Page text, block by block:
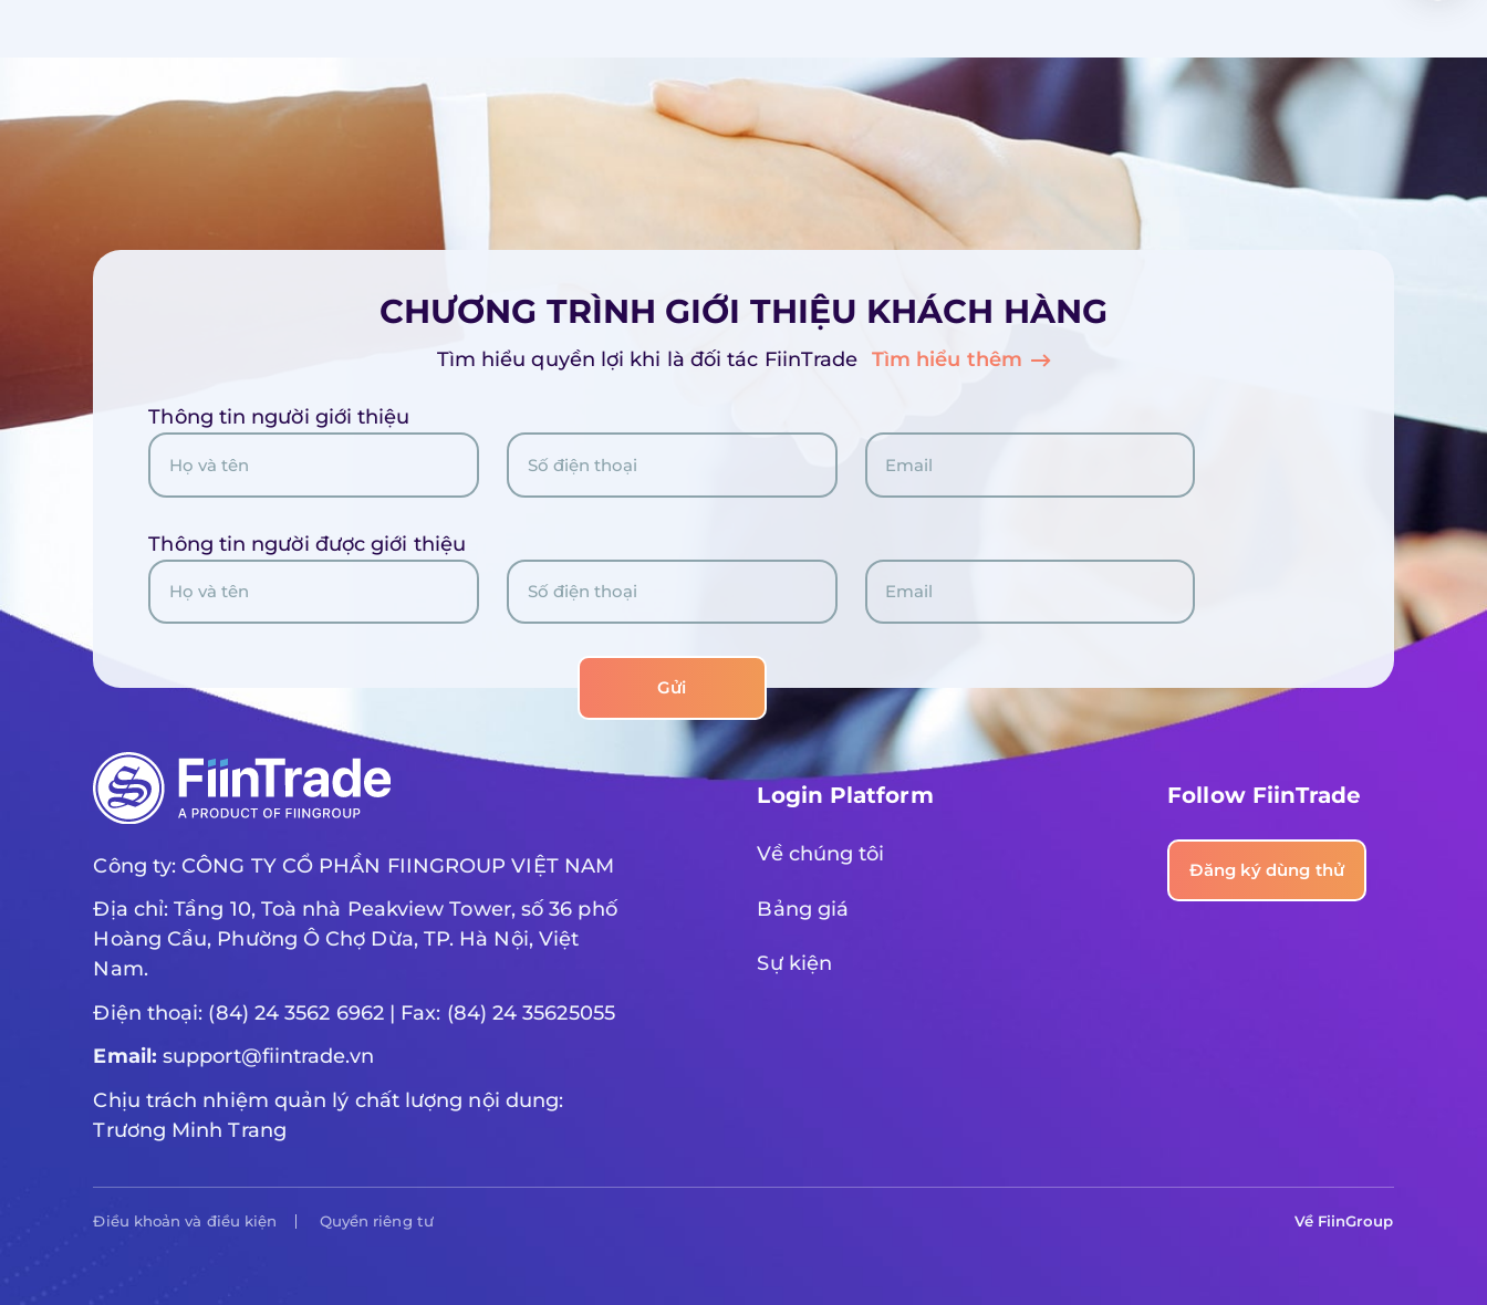
CHƯƠNG TRÌNH GIỚI THIỆU KHÁCH HÀNG
Tìm hiểu quyền lợi khi là đối tác FiinTrade Tìm hiểu thêm
Thông tin người giới thiệu
Thông tin người được giới thiệu
Gửi
Công ty: CÔNG TY CỔ PHẦN FIINGROUP VIỆT NAM
Địa chỉ: Tầng 10, Toà nhà Peakview Tower, số 36 phố
Hoàng Cầu, Phường Ô Chợ Dừa, TP. Hà Nội, Việt
Nam.
Điện thoại: (84) 24 3562 6962 | Fax: (84) 24 35625055
Email: support@fiintrade.vn
Chịu trách nhiệm quản lý chất lượng nội dung:
Trương Minh Trang
Login Platform
Về chúng tôi
Bảng giá
Sự kiện
Follow FiinTrade
Đăng ký dùng thử
Điều khoản và điều kiện Quyền riêng tư Về FiinGroup